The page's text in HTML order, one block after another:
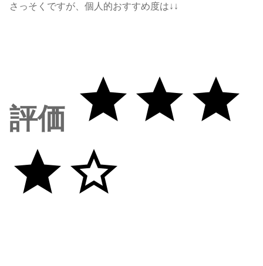
さっそくですが、個人的おすすめ度は↓↓
評価